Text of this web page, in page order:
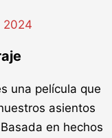
2024
una película que
asientos
en hechos